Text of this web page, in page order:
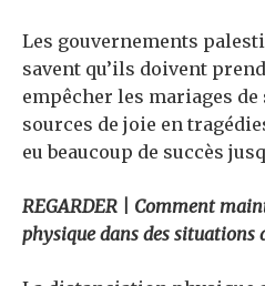
Les gouvernements
savent qu’ils doivent
empêcher les mariages
sources de joie en
eu beaucoup de succès
REGARDER | Comment
physique dans des situations